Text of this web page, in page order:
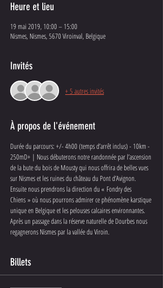
Heure et lieu
19 mai 2019, 10:00 – 15:00
Nismes, Nismes, 5670 Viroinval, Belgique
Invités
+ 5 autres invités
À propos de l'événement
Durée du parcours: +/- 4h00 (temps d’arrêt inclus) - 10km -
250mD+ | Nous débuterons notre randonnée par l’ascension
de la bute du bois de Mousty qui nous offrira de belles vues
sur Nismes et les ruines du château du Pont d’Avignon.
Ensuite nous prendrons la direction du « Fondry des
Chiens » où nous pourrons admirer ce phénomène karstique
unique en Belgique et les pelouses calcaires environnantes.
Après un passage dans la réserve naturelle de Dourbes nous
regagnerons Nismes par la vallée du Viroin.
Billets